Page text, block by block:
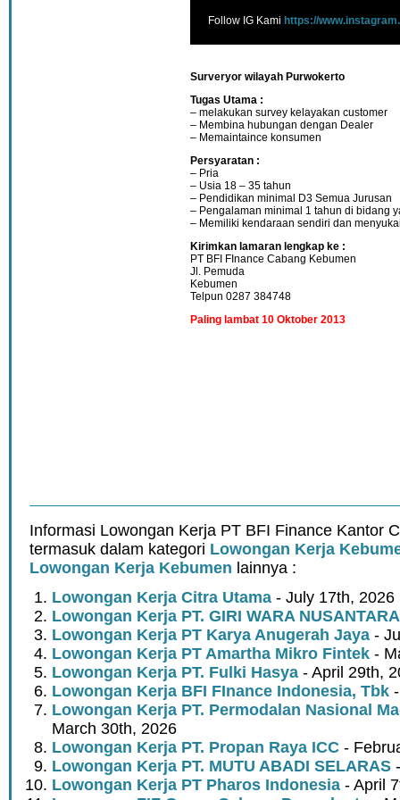
Follow IG Kami https://
Surveryor wilayah Purwokerto
Tugas Utama :
– melakukan survey kelayakan customer
– Membina hubungan dengan Dealer
– Memaintaince konsumen
Persyaratan :
– Pria
– Usia 18 – 35 tahun
– Pendidikan minimal D3 Semua Jurusan
– Pengalaman minimal 1 tahun di bidang
– Memiliki kendaraan sendiri dan
Kirimkan lamaran lengkap ke :
PT BFI FInance Cabang Kebumen
Jl. Pemuda
Kebumen
Telpun 0287 384748
Paling lambat 10 Oktober 2013
Informasi Lowongan Kerja PT BFI Finance Kantor
termasuk dalam kategori Lowongan Kerja
Lowongan Kerja Kebumen lainnya :
Lowongan Kerja Citra Utama - July 17th, 2026
Lowongan Kerja PT. GIRI WARA NUSANTARA
Lowongan Kerja PT Karya Anugerah Jaya -
Lowongan Kerja PT Amartha Mikro Fintek -
Lowongan Kerja PT. Fulki Hasya - April 29th,
Lowongan Kerja BFI FInance Indonesia, Tbk
Lowongan Kerja PT. Permodalan Nasional
March 30th, 2026
Lowongan Kerja PT. Propan Raya ICC -
Lowongan Kerja PT. MUTU ABADI SELARAS
Lowongan Kerja PT Pharos Indonesia - April